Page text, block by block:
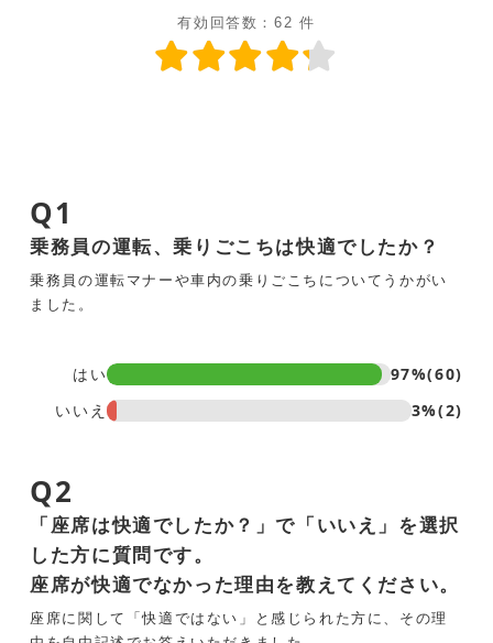
有効回答数：62 件
Q1
乗務員の運転、乗りごこちは快適でしたか？
乗務員の運転マナーや車内の乗りごこちについてうかがい
ました。
はい
97%(60)
いいえ
3%(2)
Q2
「座席は快適でしたか？」で「いいえ」を選択
した方に質問です。
座席が快適でなかった理由を教えてください。
座席に関して「快適ではない」と感じられた方に、その理